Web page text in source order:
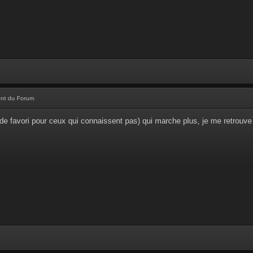
du Forum
favori pour ceux qui connaissent pas) qui marche plus, je me